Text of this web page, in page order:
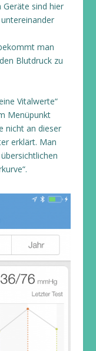
Geräte sind hier
man
Blutdruck zu
Vitalwerte“
Menüpunkt
nicht an dieser
erklärt. Man